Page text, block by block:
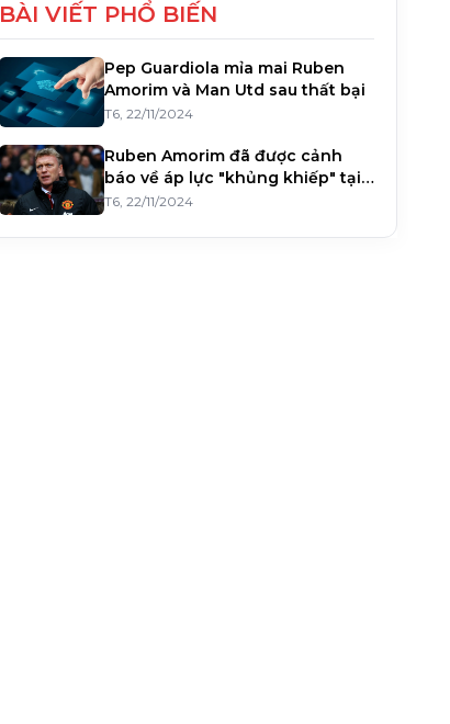
BÀI VIẾT PHỔ BIẾN
Pep Guardiola mỉa mai Ruben
Amorim và Man Utd sau thất bại
T6, 22/11/2024
Ruben Amorim đã được cảnh
báo về áp lực "khủng khiếp" tại
Manchester United bởi một cựu
T6, 22/11/2024